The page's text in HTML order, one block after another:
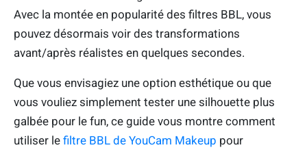
Avec la montée en popularité des filtres BBL, vous
pouvez désormais voir des transformations
avant/après réalistes en quelques secondes.
Que vous envisagiez une option esthétique ou que
vous vouliez simplement tester une silhouette plus
galbée pour le fun, ce guide vous montre comment
utiliser le filtre BBL de YouCam Makeup pour